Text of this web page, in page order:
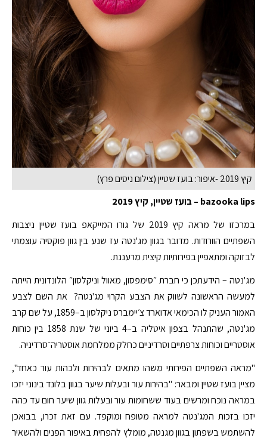
קיץ 2019 -איפור: בועז שטיין (צילום ניסים פרץ)
bazooka lips – בועז שטיין, קיץ 2019
במרכזו של מראה קיץ 2019 של גורו המייקאפ בועז שטיין ניצבות
השפתיים הוורודות. מדובר בגוון מג'נטה עז שנע בין גוון פוקסיה עוצמתי
לבזוקה ומתאפיין בפירותיות קיצית מרעננת.
מג'נטה – הידעתכן כי חברת ״סימפסון, מאוול וניקלסון״ הלונדונית הייתה
למעשה הראשונה לשווק את הצבע הקרוי מג'נטה? את השם לצבע
האמור העניק לו הכימאי אדוארד צ׳יימברס ניקלסון ב–1859, על שם קרב
מג'נטה, שהתנהל בצפון איטליה ב–4 ביוני של שנת 1858 בין כוחות
אוסטריים וכוחות צרפתיים וסרדיניים כחלק ממלחמת אוסטריה־סרדיניה.
"מראה השפתיים הפירותי משהו מתאים לבהירות ולכהות עור כאחד",
מציין בועז שטיין ומבאר: "בהירות עור ובעלות שיער בגוון בלונד בינוני יזכו
במראה נוכח ומרשים בעוד ששחומות עור ובעלות גוון שיער חום עד כהה
יזכו בזכות המג'נטה למראה מטופח ומוקפד. עם זאת זכרו, בבואכן
להשתמש בשפתון בגוון מגנטה, מומלץ להפחית באיפור הפנים ולהשאיר